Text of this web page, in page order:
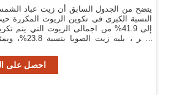
يتضح من الجدول السابق أن زيت عباد
النسبة الكبرى فى تكوين الزيوت المكررة
إلى 41.9% من اجمالى الزيوت التي يتم
مصر ، يليه زيت الصويا
احصل على